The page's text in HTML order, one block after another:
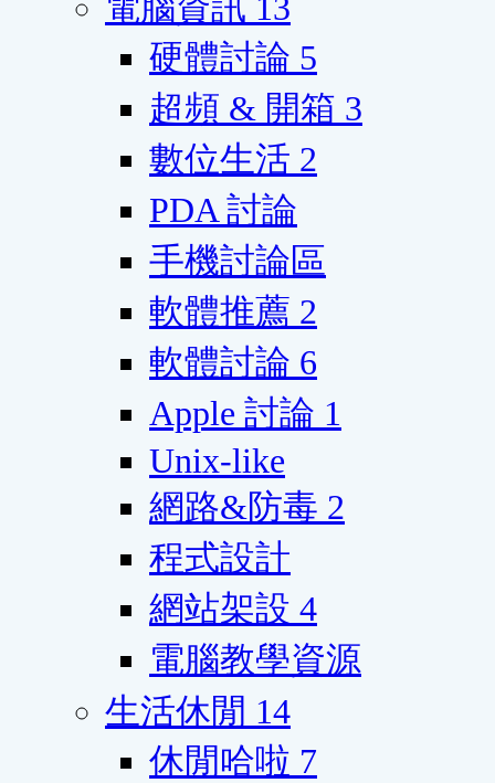
硬體討論 5
超頻 & 開箱 3
數位生活 2
PDA 討論
手機討論區
軟體推薦 2
軟體討論 6
Apple 討論 1
Unix-like
網路&防毒 2
程式設計
網站架設 4
電腦教學資源
生活休閒 14
休閒哈啦 7